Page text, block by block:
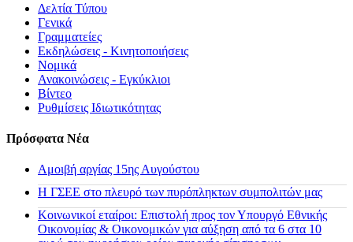
Δελτία Τύπου
Γενικά
Γραμματείες
Εκδηλώσεις - Κινητοποιήσεις
Νομικά
Ανακοινώσεις - Εγκύκλιοι
Βίντεο
Ρυθμίσεις Ιδιωτικότητας
Πρόσφατα Νέα
Αμοιβή αργίας 15ης Αυγούστου
H ΓΣΕΕ στο πλευρό των πυρόπληκτων συμπολιτών μας
Κοινωνικοί εταίροι: Επιστολή προς τον Υπουργό Εθνικής
Οικονομίας & Οικονομικών για αύξηση από τα 6 στα 10